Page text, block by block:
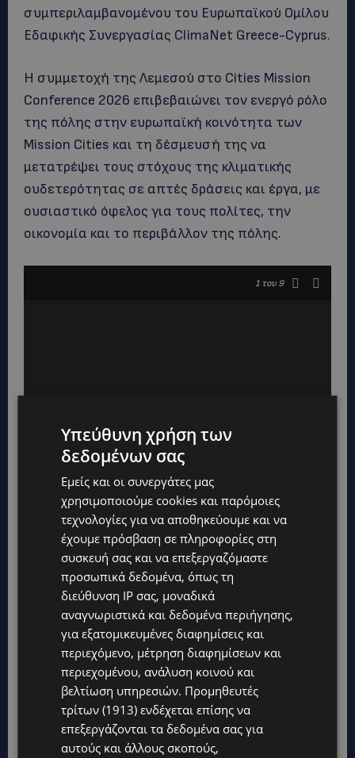
συμπεριλαμβανομένου του Ευρωπαϊκού Ομίλου
Εδαφικής Συνεργασίας ClimaNet Greece-Cyprus.
Η συμμετοχή της Λεμεσού στο Cities Mission
Conference 2026 επιβεβαιώνει τον ενεργό ρόλο
της πόλης στην ευρωπαϊκή κοινότητα των
Mission Cities και τη δέσμευσή της να
μετατρέψει τους στόχους της κλιματικής
ουδετερότητας σε απτές δράσεις και έργα, με
ουσιαστικό όφελος για τους πολίτες, την
οικονομία και το περιβάλλον της πόλης.
1 του 9
Υπεύθυνη χρήση των
δεδομένων σας
Εμείς και οι συνεργάτες μας
χρησιμοποιούμε cookies και παρόμοιες
τεχνολογίες για να αποθηκεύουμε και να
έχουμε πρόσβαση σε πληροφορίες στη
συσκευή σας και να επεξεργαζόμαστε
προσωπικά δεδομένα, όπως τη
διεύθυνση IP σας, μοναδικά
αναγνωριστικά και δεδομένα περιήγησης,
για εξατομικευμένες διαφημίσεις και
περιεχόμενο, μέτρηση διαφημίσεων και
περιεχομένου, ανάλυση κοινού και
βελτίωση υπηρεσιών. Προμηθευτές
τρίτων (1913) ενδέχεται επίσης να
επεξεργάζονται τα δεδομένα σας για
αυτούς και άλλους σκοπούς,